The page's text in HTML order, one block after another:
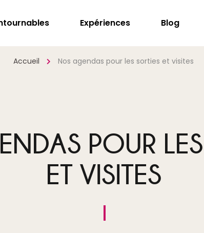
Expériences Blog
Accueil Nos agendas pour les sorties et visites
POUR
ET VISITES